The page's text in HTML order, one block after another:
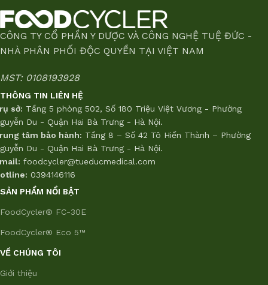
CÔNG TY CỔ PHẦN Y DƯỢC VÀ CÔNG NGHỆ TUỆ ĐỨC -
NHÀ PHÂN PHỐI ĐỘC QUYỀN TẠI VIỆT NAM
MST: 0108193928
THÔNG TIN LIÊN HỆ
sở: Tầng 5 phòng 502, Số 180 Triệu Việt Vương - Phường
Du - Quận Hai Bà Trưng - Hà Nội.
tâm bảo hành: Tầng 8 – Số 42 Tô Hiến Thành – Phường
Du - Quận Hai Bà Trưng - Hà Nội.
foodcycler@tueducmedical.com
0394146116
SẢN PHẨM NỔI BẬT
FoodCycler® FC-30E
FoodCycler® Eco 5™
VỀ CHÚNG TÔI
Giới thiệu